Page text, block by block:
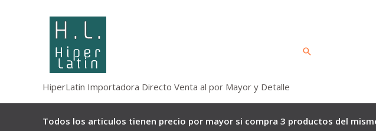
HiperLatin Importadora Directo Venta al por Mayor y Detalle
Buscar
Todos los articulos tienen precio por mayor si compra 3 productos del